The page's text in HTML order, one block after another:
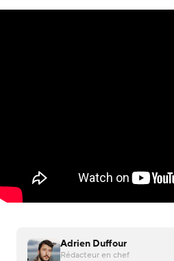
Adrien Duffour
Rédacteur en chef